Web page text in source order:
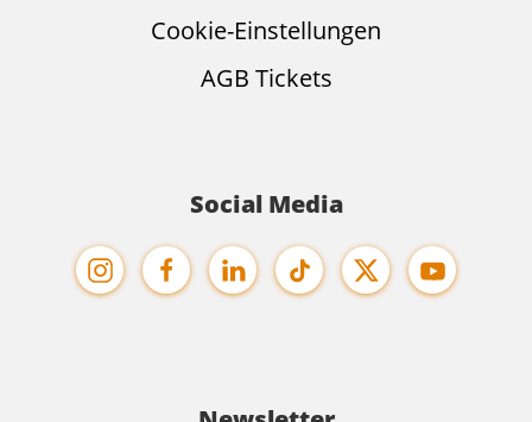
Cookie-Einstellungen
AGB Tickets
Social Media